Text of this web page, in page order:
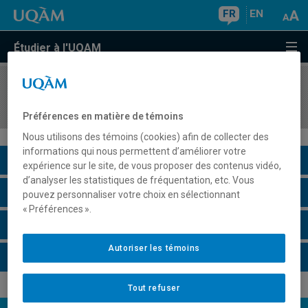
FR EN
Étudier à l'UQAM
COURS//
Description du cours
Horaire - Été 2026
Préférences en matière de témoins
Nous utilisons des témoins (cookies) afin de collecter des
informations qui nous permettent d’améliorer votre
expérience sur le site, de vous proposer des contenus vidéo,
d’analyser les statistiques de fréquentation, etc. Vous
pouvez personnaliser votre choix en sélectionnant
« Préférences ».
Tout refuser
Autoriser les témoins